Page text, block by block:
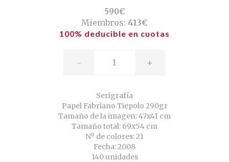
590€
Miembros: 413€
100% deducible en cuotas
- +
Serigrafía
Papel Fabriano Tiepolo 290gr
Tamaño de la imagen: 47x41 cm
Tamaño total: 69x54 cm
Nº de colores: 21
Fecha: 2008
140 unidades